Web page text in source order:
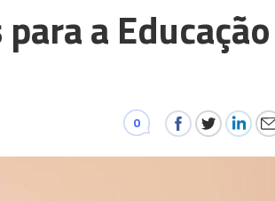
a Educação
0